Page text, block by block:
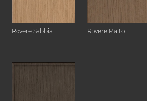
Rovere Sabbia Rovere Malto